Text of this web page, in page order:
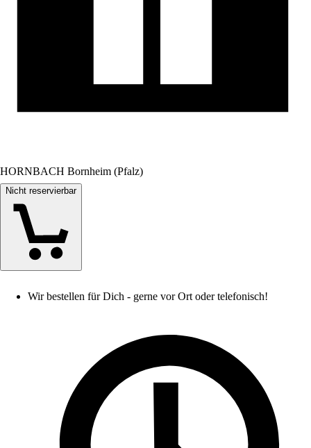
HORNBACH Bornheim (Pfalz)
Nicht reservierbar
Wir bestellen für Dich - gerne vor Ort oder telefonisch!